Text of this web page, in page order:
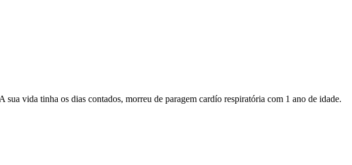
vida tinha os dias contados, morreu de paragem cardío respiratória com 1 ano de idade.